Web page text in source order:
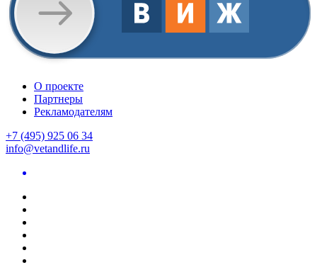
О проекте
Партнеры
Рекламодателям
+7 (495) 925 06 34
info@vetandlife.ru